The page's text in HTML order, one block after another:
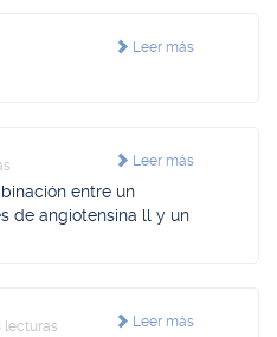
Leer más
Leer más
entre un
de angiotensina ll y un
Leer más
lecturas